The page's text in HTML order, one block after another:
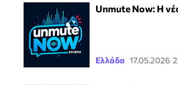
Unmute Now: Η
Ελλάδα 17.05.2026